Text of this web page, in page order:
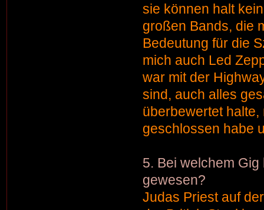
sie können halt
großen Bands, die
Bedeutung für die
mich auch Led
war mit der
sind, auch alles
überbewertet
geschlossen habe
5. Bei welchem
gewesen?
Judas Priest auf